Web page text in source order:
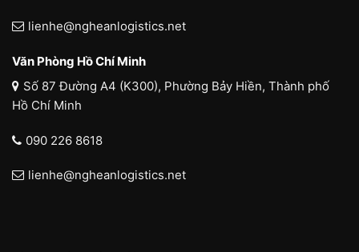
lienhe@ngheanlogistics.net
Văn Phòng Hồ Chí Minh
Số 87 Đường A4 (K300), Phường Bảy Hiền, Thành phố
Hồ Chí Minh
090 226 8618
lienhe@ngheanlogistics.net